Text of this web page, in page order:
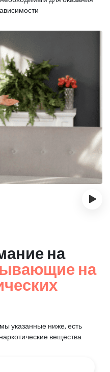
›
на
на
указанные ниже, есть
вещества